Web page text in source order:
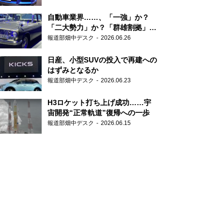
自動車業界……、「一強」か？
「二大勢力」か？「群雄割拠」
か？
報道部畑中デスク 2026.06.26
日産、小型SUVの投入で再建への
はずみとなるか
報道部畑中デスク 2026.06.23
H3ロケット打ち上げ成功……宇
宙開発“正常軌道”復帰への一歩
報道部畑中デスク 2026.06.15